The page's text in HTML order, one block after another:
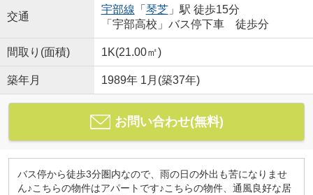
交通
宇部線 「 琴芝」駅 徒歩15分
「宇部高校」バス停下車 徒歩分
間取り(面積) 1K(21.00㎡)
築年月 1989年 1月(築37年)
お問い合わせ(無料)
バス停から徒歩3分圏内なので、雨の日の外出も苦になりませ
ん♪こちらの物件はアパートです♪こちらの物件、通風良好な居